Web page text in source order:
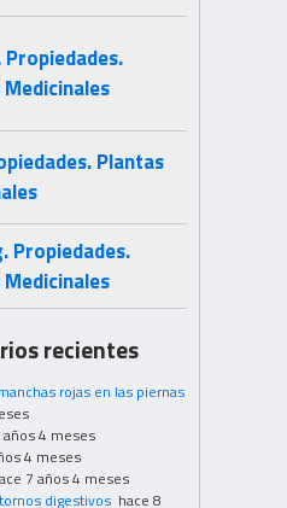
Propiedades.
Plantas
Propiedades.
recientes
rojas en las piernas
años 4 meses
4 meses
7 años 4 meses
digestivos hace 8